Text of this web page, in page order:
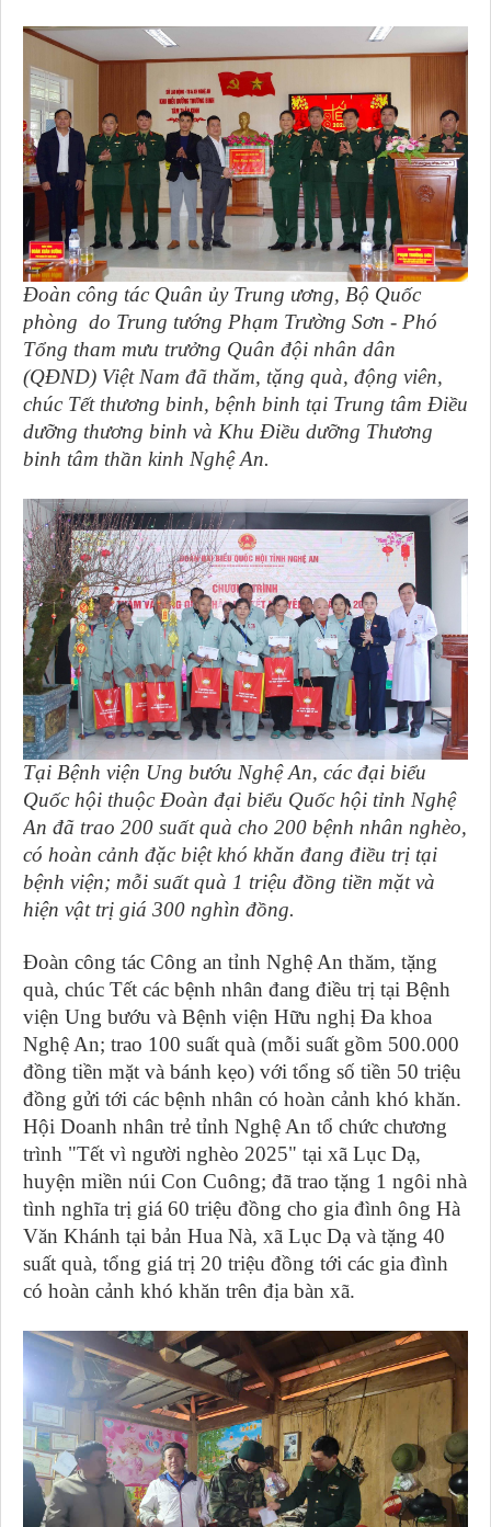
Đoàn công tác Quân ủy Trung ương, Bộ Quốc
phòng do Trung tướng Phạm Trường Sơn - Phó
Tổng tham mưu trưởng Quân đội nhân dân
(QĐND) Việt Nam đã thăm, tặng quà, động viên,
chúc Tết thương binh, bệnh binh tại Trung tâm Điều
dưỡng thương binh và Khu Điều dưỡng Thương
binh tâm thần kinh Nghệ An.
Tại Bệnh viện Ung bướu Nghệ An, các đại biểu
Quốc hội thuộc Đoàn đại biểu Quốc hội tỉnh Nghệ
An đã trao 200 suất quà cho 200 bệnh nhân nghèo,
có hoàn cảnh đặc biệt khó khăn đang điều trị tại
bệnh viện; mỗi suất quà 1 triệu đồng tiền mặt và
hiện vật trị giá 300 nghìn đồng.
Đoàn công tác Công an tỉnh Nghệ An thăm, tặng
quà, chúc Tết các bệnh nhân đang điều trị tại Bệnh
viện Ung bướu và Bệnh viện Hữu nghị Đa khoa
Nghệ An; trao 100 suất quà (mỗi suất gồm 500.000
đồng tiền mặt và bánh kẹo) với tổng số tiền 50 triệu
đồng gửi tới các bệnh nhân có hoàn cảnh khó khăn.
Hội Doanh nhân trẻ tỉnh Nghệ An tổ chức chương
trình "Tết vì người nghèo 2025" tại xã Lục Dạ,
huyện miền núi Con Cuông; đã trao tặng 1 ngôi nhà
tình nghĩa trị giá 60 triệu đồng cho gia đình ông Hà
Văn Khánh tại bản Hua Nà, xã Lục Dạ và tặng 40
suất quà, tổng giá trị 20 triệu đồng tới các gia đình
có hoàn cảnh khó khăn trên địa bàn xã.